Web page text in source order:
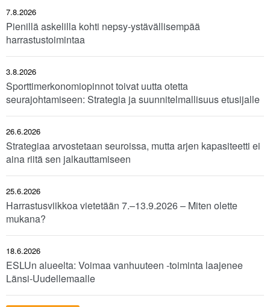
7.8.2026
Pienillä askelilla kohti nepsy-ystävällisempää
harrastustoimintaa
3.8.2026
Sporttimerkonomiopinnot toivat uutta otetta
seurajohtamiseen: Strategia ja suunnitelmallisuus etusijalle
26.6.2026
Strategiaa arvostetaan seuroissa, mutta arjen kapasiteetti ei
aina riitä sen jalkauttamiseen
25.6.2026
Harrastusviikkoa vietetään 7.–13.9.2026 – Miten olette
mukana?
18.6.2026
ESLUn alueelta: Voimaa vanhuuteen -toiminta laajenee
Länsi-Uudellemaalle